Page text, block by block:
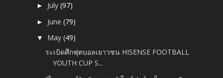
► July(97)
► June(79)
▼ May(49)
ระเบิดศึกฟุตบอลเยาวชน HISENSE FOOTBALL
YOUTH CUP S...